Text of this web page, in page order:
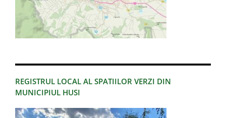
REGISTRUL LOCAL AL SPATIILOR VERZI DIN
MUNICIPIUL HUSI